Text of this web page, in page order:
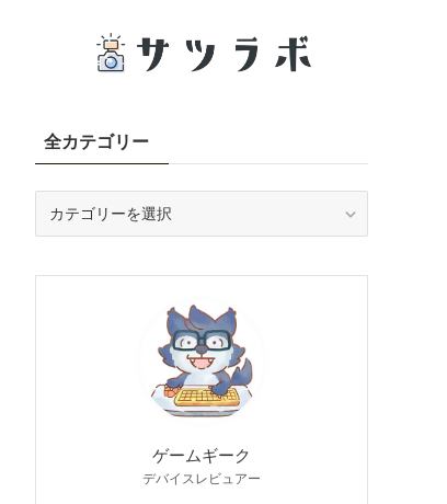
全カテゴリー
ゴ
ゲームギーク
デバイスレビュアー